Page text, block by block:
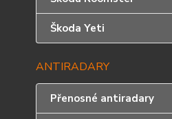
Škoda Yeti
ANTIRADARY
Přenosné antiradary